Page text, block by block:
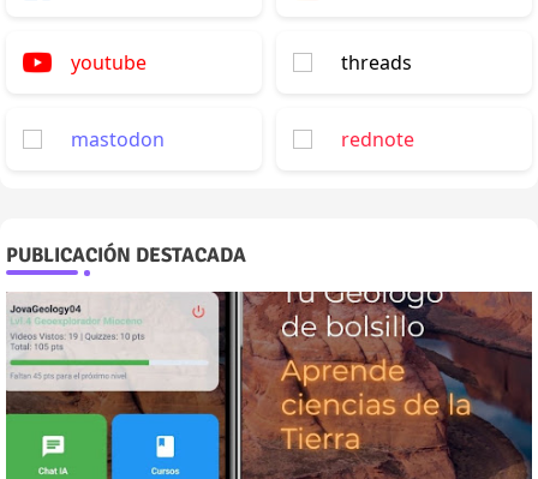
youtube threads
mastodon rednote
PUBLICACIÓN DESTACADA